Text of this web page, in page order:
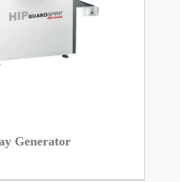
Generator